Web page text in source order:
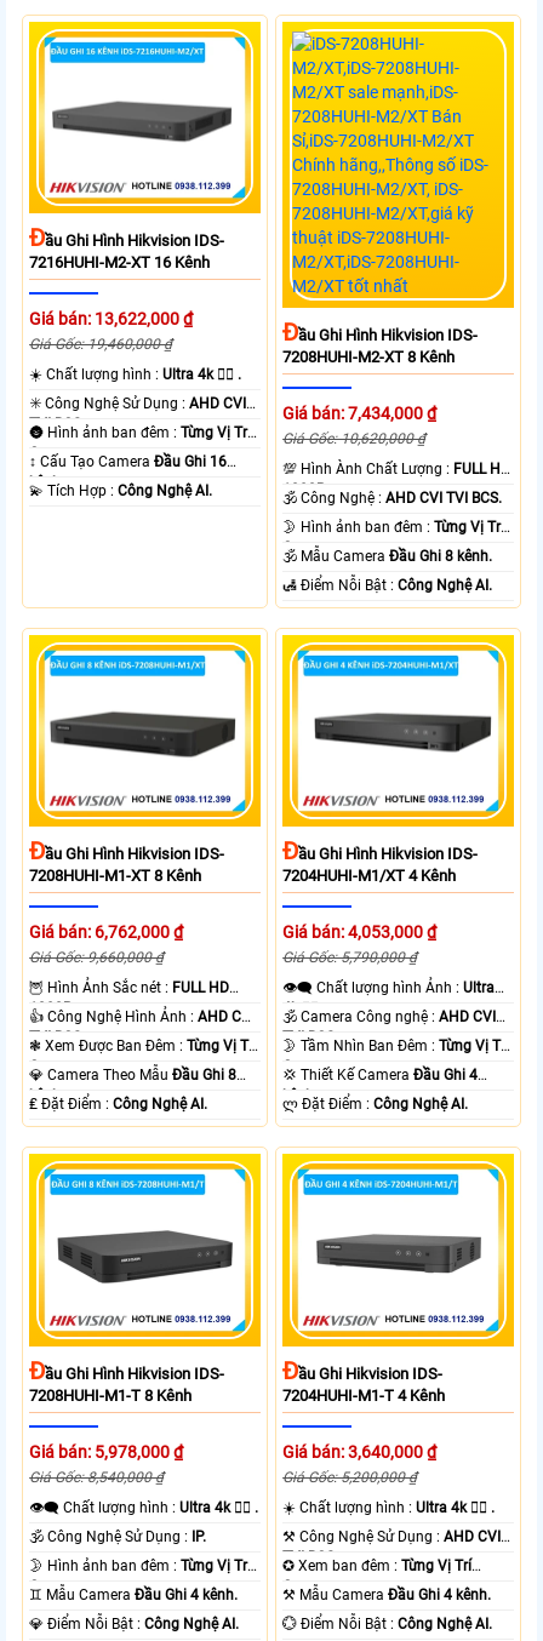
ĐẦu Ghi Hình Hikvision IDS-
7216HUHI-M2-XT 16 Kênh
Giá bán: 13,622,000 ₫
Giá Gốc: 19,460,000 ₫
☀️ Chất lượng hình :Ultra 4k 👍🏾 .
✳️ Công Nghệ Sử Dụng :AHD CVI
TVI BCS.
🌚 Hình ảnh ban đêm :Từng Vị Trí
Camera .
↕️ Cấu Tạo CameraĐầu Ghi 16
kênh.
️💫 Tích Hợp :Công Nghệ AI.
ĐẦu Ghi Hình Hikvision IDS-
7208HUHI-M2-XT 8 Kênh
Giá bán: 7,434,000 ₫
Giá Gốc: 10,620,000 ₫
💯 Hình Ành Chất Lượng : FULL HD
1080P .
🕉️ Công Nghệ :AHD CVI TVI BCS.
🌛 Hình ảnh ban đêm :Từng Vị Trí
Camera .
🕉️ Mẫu CameraĐầu Ghi 8 kênh.
️🛃 Điểm Nỗi Bật :Công Nghệ AI.
ĐẦu Ghi Hình Hikvision IDS-
7208HUHI-M1-XT 8 Kênh
Giá bán: 6,762,000 ₫
Giá Gốc: 9,660,000 ₫
🦉 Hình Ảnh Sắc nét : FULL HD
1080P .
👍 Công Nghệ Hình Ảnh :AHD CVI
TVI BCS.
❃ Xem Được Ban Đêm :Từng Vị Trí
Camera .
💎 Camera Theo MẫuĐầu Ghi 8
kênh.
️₤ Đặt Điểm :Công Nghệ AI.
ĐẦu Ghi Hình Hikvision IDS-
7204HUHI-M1/XT 4 Kênh
Giá bán: 4,053,000 ₫
Giá Gốc: 5,790,000 ₫
👁️‍🗨 Chất lượng hình Ảnh :Ultra
4k 👍🏾 .
🕉️ Camera Công nghệ :AHD CVI
TVI BCS.
🌛 Tầm Nhìn Ban Đêm :Từng Vị Trí
Camera .
💢 Thiết Kế CameraĐầu Ghi 4
kênh.
️ლ Đặt Điểm :Công Nghệ AI.
ĐẦu Ghi Hình Hikvision IDS-
7208HUHI-M1-T 8 Kênh
Giá bán: 5,978,000 ₫
Giá Gốc: 8,540,000 ₫
👁️‍🗨 Chất lượng hình :Ultra 4k 👍🏾 .
🕉️ Công Nghệ Sử Dụng :
IP.
🌛 Hình ảnh ban đêm :Từng Vị Trí
Camera .
♊ Mẫu CameraĐầu Ghi 4 kênh.
️💎 Điểm Nỗi Bật :Công Nghệ AI.
ĐẦu Ghi Hikvision IDS-
7204HUHI-M1-T 4 Kênh
Giá bán: 3,640,000 ₫
Giá Gốc: 5,200,000 ₫
☀️ Chất lượng hình :Ultra 4k 👍🏾 .
⚒ Công Nghệ Sử Dụng :AHD CVI
TVI BCS.
✪ Xem ban đêm :Từng Vị Trí
Camera .
⚒ Mẫu CameraĐầu Ghi 4 kênh.
️💮 Điểm Nỗi Bật :Công Nghệ AI.